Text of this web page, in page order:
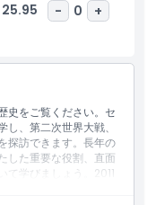
25.95 - 0 +
史をご覧ください。セ
、第二次世界大戦、
探訪できます。長年の
した重要な役割、直面
て学びましょう。2011